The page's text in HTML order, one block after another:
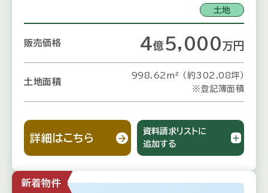
土地
販売価格 4億 5,000万 円
土地面積
998.62m² （約302.08坪）
※登記簿面積
詳細はこちら
資料請求リストに
追加する
新着物件